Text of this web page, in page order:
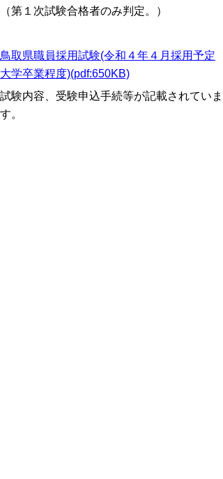
（第１次試験合格者のみ判定。）
鳥取県職員採用試験(令和４年４月採用予定
大学卒業程度)(pdf:650KB)
試験内容、受験申込手続等が記載されていま
す。